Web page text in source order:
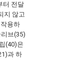
터 전달
지 않고
용하
브(35)
(40)은
과 하